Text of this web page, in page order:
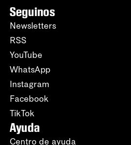
Seguinos
Newsletters
RSS
YouTube
WhatsApp
Instagram
Facebook
TikTok
Ayuda
Centro de ayuda